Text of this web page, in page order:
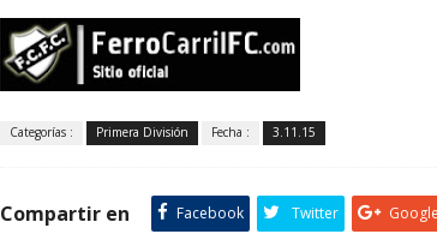
Categorías : Primera División Fecha : 3.11.15
Compartir en Facebook Twitter